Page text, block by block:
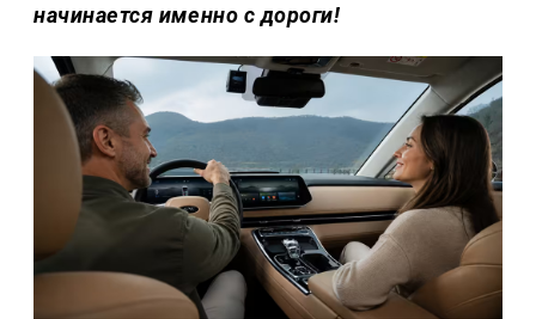
начинается именно с дороги!